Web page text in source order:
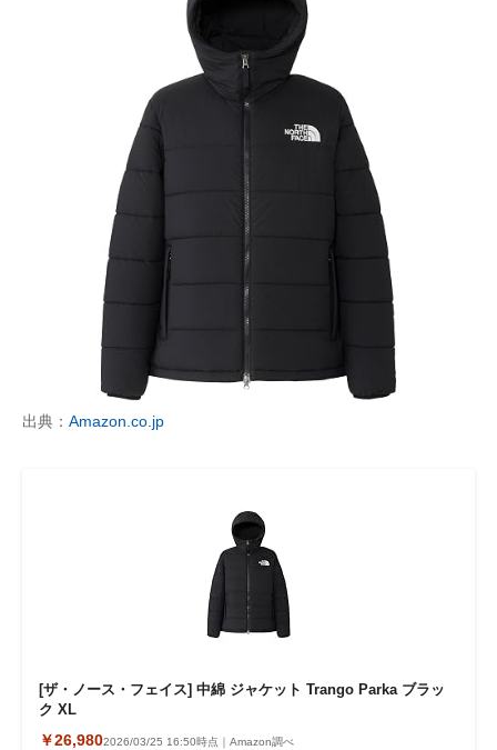
出典： Amazon.co.jp
[ザ・ノース・フェイス] 中綿 ジャケット Trango Parka ブラッ
ク XL
￥26,9802026/03/25 16:50時点｜Amazon調べ